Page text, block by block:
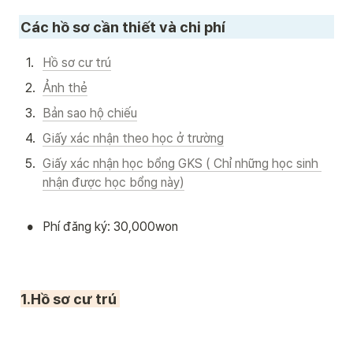
Các hồ sơ cần thiết và chi phí
1.
Hồ sơ cư trú
2. Ảnh thẻ
3. Bản sao hộ chiếu
4. Giấy xác nhận theo học ở trường
5. Giấy xác nhận học bổng GKS ( Chỉ những học sinh
nhận được học bổng này)
• Phí đăng ký: 30,000won
1.Hồ sơ cư trú